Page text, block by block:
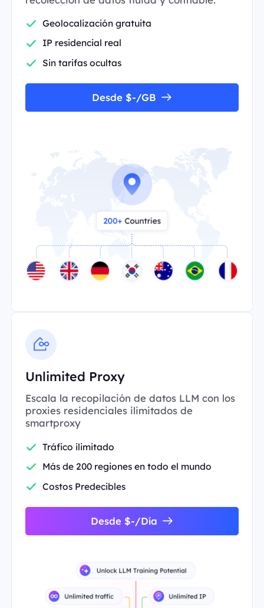
Geolocalización gratuita
IP residencial real
Sin tarifas ocultas
Desde $-/GB
Unlimited Proxy
Escala la recopilación de datos LLM con los
proxies residenciales ilimitados de
smartproxy
Tráfico ilimitado
Más de 200 regiones en todo el mundo
Costos Predecibles
Desde $-/Día